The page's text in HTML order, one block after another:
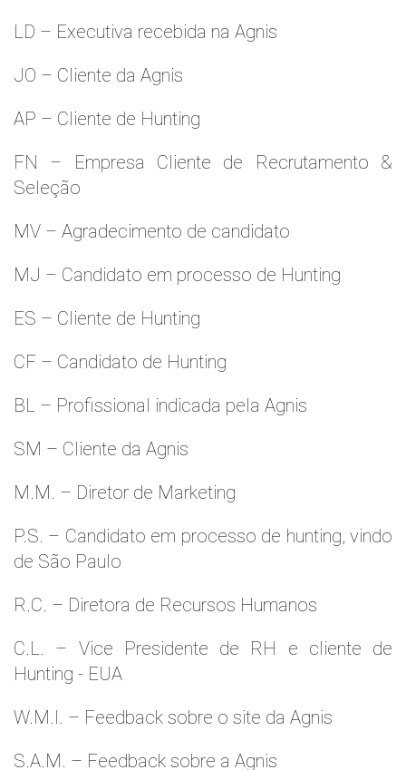
LD – Executiva recebida na Agnis
JO – Cliente da Agnis
AP – Cliente de Hunting
FN – Empresa Cliente de Recrutamento &
Seleção
MV – Agradecimento de candidato
MJ – Candidato em processo de Hunting
ES – Cliente de Hunting
CF – Candidato de Hunting
BL – Profissional indicada pela Agnis
SM – Cliente da Agnis
M.M. – Diretor de Marketing
P.S. – Candidato em processo de hunting, vindo
de São Paulo
R.C. – Diretora de Recursos Humanos
C.L. – Vice Presidente de RH e cliente de
Hunting - EUA
W.M.l. – Feedback sobre o site da Agnis
S.A.M. – Feedback sobre a Agnis